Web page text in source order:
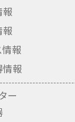
報
報
情報
情報
ー